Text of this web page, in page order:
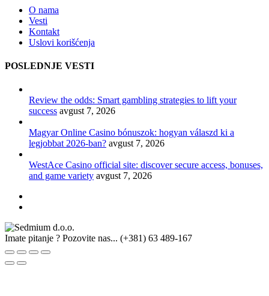
O nama
Vesti
Kontakt
Uslovi korišćenja
POSLEDNJE VESTI
Review the odds: Smart gambling strategies to lift your
success avgust 7, 2026
Magyar Online Casino bónuszok: hogyan válaszd ki a
legjobbat 2026-ban? avgust 7, 2026
WestAce Casino official site: discover secure access, bonuses,
and game variety avgust 7, 2026
Imate pitanje ? Pozovite nas... (+381) 63 489-167